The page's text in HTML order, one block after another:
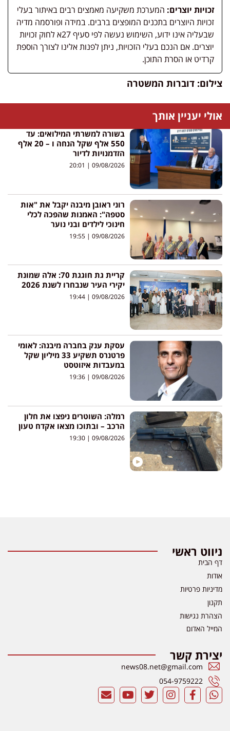
זכויות יוצרים: המערכת משקיעה מאמצים רבים באיתור בעלי
זכויות היוצרים בתכנים המופצים ברבים. במידה ופורסמה מדיה
שבעליה אינו ידוע, השימוש נעשה לפי סעיף 27א לחוק זכויות
יוצרים. אם הנכם בעלי הזכויות, ניתן לפנות אלינו לצורך הוספת
קרדיט או הסרת התוכן.
צילום: דוברות המשטרה
אולי יעניין אותך
בשורה למשרתי המילואים: עד
550 אלף שקל הנחה ו – 20 אלף
הזדמנויות לדיור
09/08/2026
רוני ראובן מיבנה יקבל את "אות
סטפה": האמנות שהפכה לכלי
חינוכי לילדים ובני נוער
09/08/2026
קריית גת חוגגת 70: אלה שמונת
יקירי העיר שנבחרו לשנת 2026
09/08/2026
עסקת ענק בחברה מיבנה: לאומי
פרטנרס תשקיע 33 מיליון שקל
במעבדות איזוטסט
09/08/2026
רמלה: השוטרים ניפצו את חלון
הרכב – ובתוכו מצאו אקדח טעון
09/08/2026
ניווט ראשי
דף הבית
אודות
מדיניות פרטיות
תקנון
הצהרת נגישות
המייל האדום
יצירת קשר
news08.net@gmail.com
054-9759222